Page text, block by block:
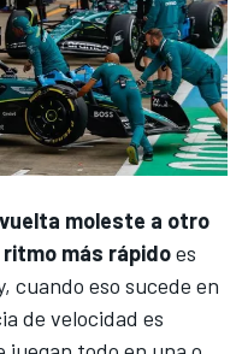
moleste a otro
más rápidoes
cuando eso sucede en
de velocidad es